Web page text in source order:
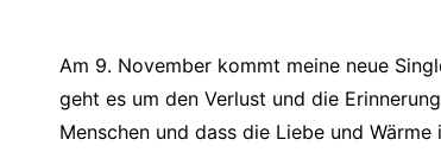
Am 9. November kommt meine neue
geht es um den Verlust und die
Menschen und dass die Liebe und